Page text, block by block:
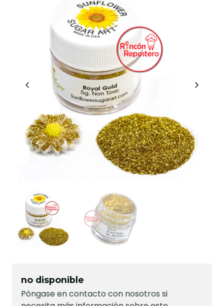
no disponible
Póngase en contacto con nosotros si